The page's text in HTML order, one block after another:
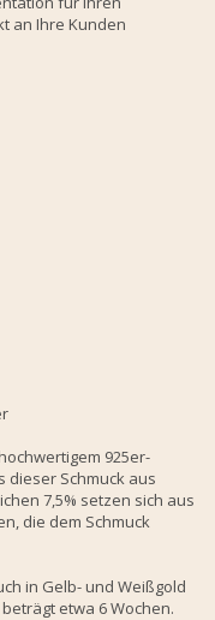
an Ihre Kunden
925er-
dieser Schmuck aus
7,5% setzen sich aus
die dem Schmuck
in Gelb- und Weißgold
etwa 6 Wochen.